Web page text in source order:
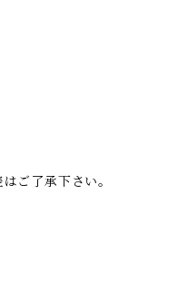
ご了承下さい。